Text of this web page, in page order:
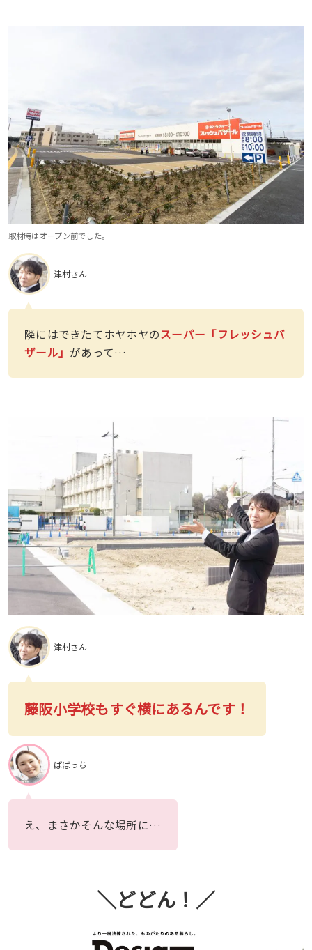
取材時はオープン前でした。
津村さん
隣にはできたてホヤホヤのスーパー「フレッシュバ
ザール」 があって…
津村さん
藤阪小学校もすぐ横にあるんです！
ばばっち
え、まさかそんな場所に…
＼どどん！／